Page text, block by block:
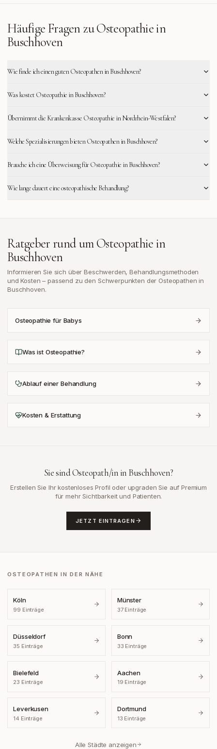
Häufige Fragen zu Osteopathie in
Buschhoven
Wie finde ich einen guten Osteopathen in Buschhoven?
Was kostet Osteopathie in Buschhoven?
Übernimmt die Krankenkasse Osteopathie in Nordrhein-Westfalen?
Welche Spezialisierungen bieten Osteopathen in Buschhoven?
Brauche ich eine Überweisung für Osteopathie in Buschhoven?
Wie lange dauert eine osteopathische Behandlung?
Ratgeber rund um Osteopathie in
Buschhoven
Informieren Sie sich über Beschwerden, Behandlungsmethoden
und Kosten – passend zu den Schwerpunkten der Osteopathen in
Buschhoven.
Osteopathie für Babys
Was ist Osteopathie?
Ablauf einer Behandlung
Kosten & Erstattung
Sie sind Osteopath/in in Buschhoven?
Erstellen Sie Ihr kostenloses Profil oder upgraden Sie auf Premium
für mehr Sichtbarkeit und Patienten.
JETZT EINTRAGEN
OSTEOPATHEN IN DER NÄHE
Köln
99 Einträge
Münster
37Einträge
Düsseldorf
35 Einträge
Bonn
33 Einträge
Bielefeld
23 Einträge
Aachen
19 Einträge
Leverkusen
14 Einträge
Dortmund
13 Einträge
Alle Städte anzeigen